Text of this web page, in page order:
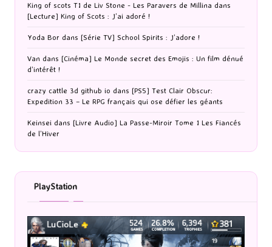
King of scots T1 de Liv Stone - Les Paravers de Millina dans
[Lecture] King of Scots : J’ai adoré !
Yoda Bor dans [Série TV] School Spirits : J’adore !
Van dans [Cinéma] Le Monde secret des Emojis : Un film dénué
d’intérêt !
crazy cattle 3d github io dans [PS5] Test Clair Obscur:
Expedition 33 – Le RPG français qui ose défier les géants
Keinsei dans [Livre Audio] La Passe-Miroir Tome 1 Les Fiancés
de l’Hiver
PlayStation